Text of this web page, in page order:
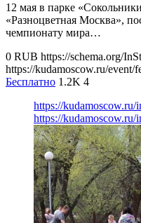
12 мая в парке
«Разноцветная Москва»,
чемпионату мира…
0 RUB https://schema.org/
https://kudamoscow.ru/event/
Бесплатно 1.2K 4
https://kudamoscow.ru/
https://kudamoscow.ru/